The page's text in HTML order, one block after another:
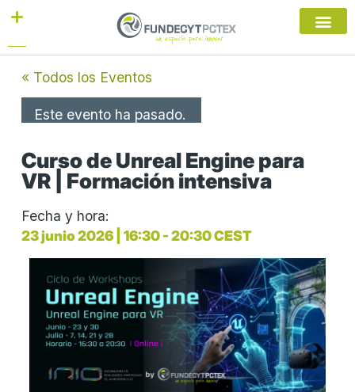
« Todos los Eventos
Este evento ha pasado.
Curso de Unreal Engine para
VR | Formación intensiva
Fecha y hora:
23 junio 2026
16:30-20:30CEST